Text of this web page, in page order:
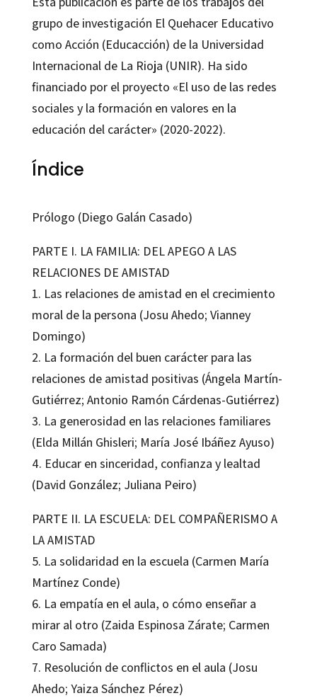
grupo de investigación El Quehacer Educativo
como Acción (Educacción) de la Universidad
Internacional de La Rioja (UNIR). Ha sido
financiado por el proyecto «El uso de las redes
sociales y la formación en valores en la
educación del carácter» (2020-2022).
Índice
Prólogo (Diego Galán Casado)
PARTE I. LA FAMILIA: DEL APEGO A LAS
RELACIONES DE AMISTAD
1. Las relaciones de amistad en el crecimiento
moral de la persona (Josu Ahedo; Vianney
Domingo)
2. La formación del buen carácter para las
relaciones de amistad positivas (Ángela Martín-
Gutiérrez; Antonio Ramón Cárdenas-Gutiérrez)
3. La generosidad en las relaciones familiares
(Elda Millán Ghisleri; María José Ibáñez Ayuso)
4. Educar en sinceridad, confianza y lealtad
(David González; Juliana Peiro)
PARTE II. LA ESCUELA: DEL COMPAÑERISMO A
LA AMISTAD
5. La solidaridad en la escuela (Carmen María
Martínez Conde)
6. La empatía en el aula, o cómo enseñar a
mirar al otro (Zaida Espinosa Zárate; Carmen
Caro Samada)
7. Resolución de conflictos en el aula (Josu
Ahedo; Yaiza Sánchez Pérez)